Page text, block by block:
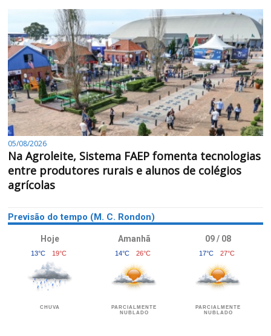
05/08/2026
Na Agroleite, Sistema FAEP fomenta tecnologias
entre produtores rurais e alunos de colégios
agrícolas
Previsão do tempo (M. C. Rondon)
Hoje
13°C 19°C
CHUVA
Amanhã
14°C 26°C
PARCIALMENTE
NUBLADO
09 / 08
17°C 27°C
PARCIALMENTE
NUBLADO